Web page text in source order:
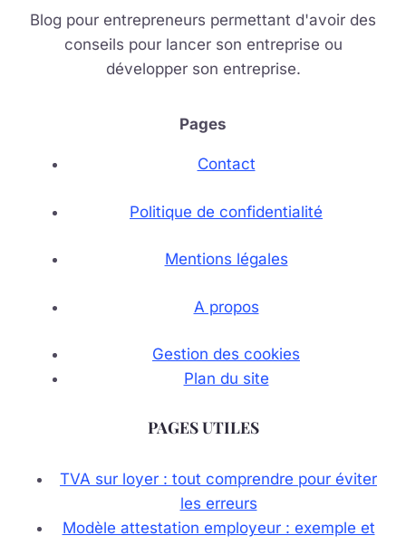
Blog pour entrepreneurs permettant d'avoir des
conseils pour lancer son entreprise ou
développer son entreprise.
Pages
Contact
Politique de confidentialité
Mentions légales
A propos
Gestion des cookies
Plan du site
PAGES UTILES
TVA sur loyer : tout comprendre pour éviter
les erreurs
Modèle attestation employeur : exemple et